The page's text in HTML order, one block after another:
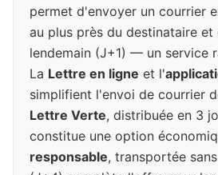
permet d'envoyer un courrier
au plus près du destinataire
lendemain (J+1) — un service
La Lettre en ligne et l'
simplifient l'envoi de courrier
Lettre Verte, distribuée en 3
constitue une option
responsable, transportée